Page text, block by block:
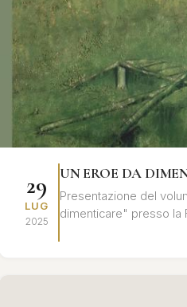
29
LUG
2025
UN EROE DA
Presentazione del
dimenticare" presso la